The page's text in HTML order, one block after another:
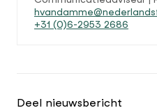
+31 (0)6-2953 2686
Deel nieuwsbericht